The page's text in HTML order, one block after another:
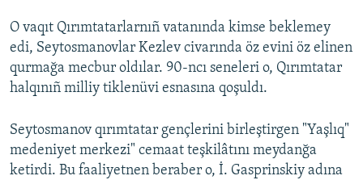
O vaqıt Qırımtatarlarnıñ vatanında kimse beklemey
edi, Seytosmanovlar Kezlev civarında öz evini öz elinen
qurmağa mecbur oldılar. 90-ncı seneleri o, Qırımtatar
halqınıñ milliy tiklenüvi esnasına qoşuldı.
Seytosmanov qırımtatar gençlerini birleştirgen "Yaşlıq"
medeniyet merkezi" cemaat teşkilâtını meydanğa
ketirdi. Bu faaliyetnen beraber o, İ. Gasprinskiy adına